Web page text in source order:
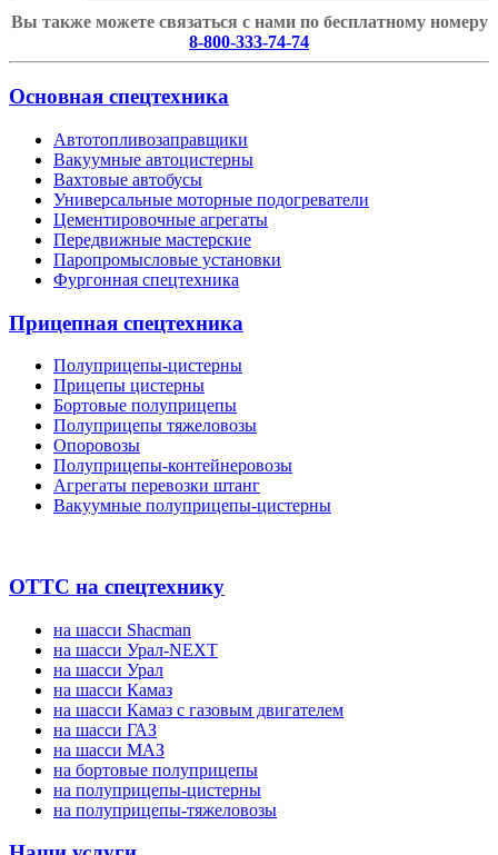
Вы также можете связаться с нами по бесплатному номеру
8-800-333-74-74
Основная спецтехника
Автотопливозаправщики
Вакуумные автоцистерны
Вахтовые автобусы
Универсальные моторные подогреватели
Цементировочные агрегаты
Передвижные мастерские
Паропромысловые установки
Фургонная спецтехника
Прицепная спецтехника
Полуприцепы-цистерны
Прицепы цистерны
Бортовые полуприцепы
Полуприцепы тяжеловозы
Опоровозы
Полуприцепы-контейнеровозы
Агрегаты перевозки штанг
Вакуумные полуприцепы-цистерны
ОТТС на спецтехнику
на шасси Shacman
на шасси Урал-NEXT
на шасси Урал
на шасси Камаз
на шасси Камаз с газовым двигателем
на шасси ГАЗ
на шасси МАЗ
на бортовые полуприцепы
на полуприцепы-цистерны
на полуприцепы-тяжеловозы